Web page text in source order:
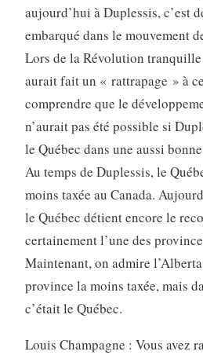
aujourd’hui à Duplessis, c’est
embarqué dans le mouvement
Lors de la Révolution tranquille
aurait fait un « rattrapage » à
comprendre que le
n’aurait pas été possible si
le Québec dans une aussi
Au temps de Duplessis, le
moins taxée au Canada.
le Québec détient encore le
certainement l’une des
Maintenant, on admire
province la moins taxée, mais
c’était le Québec.
Louis Champagne : Vous avez